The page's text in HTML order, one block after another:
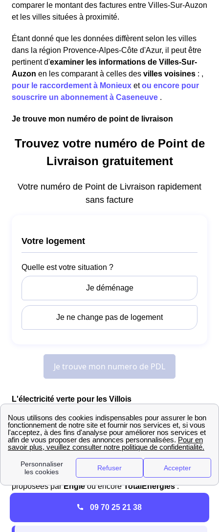
comparer le montant des factures entre Villes-Sur-Auzon
et les villes situées à proximité.
Étant donné que les données diffèrent selon les villes
dans la région Provence-Alpes-Côte d'Azur, il peut être
pertinent d'examiner les informations de Villes-Sur-
Auzon en les comparant à celles des villes voisines : ,
pour le raccordement à Monieux etou encore pour
souscrire un abonnement à Caseneuve .
Je trouve mon numéro de point de livraison
L'électricité verte pour les Villois
Il existe de nombreux fournisseurs d'énergie qui
proposent desoffres d'électricité verteà Villes-Sur-
Auzon et en Provence-Alpes-Côte d'Azur. Certains
d'entre eux, tels qu'Enercoopou encoreMint Énergie
se sont spécialisés dans ce domaine, mais les Villois
peuvent également se tourner vers des offres énergies
proposées parEngieou encoreTotalEnergies.
habitants de Villes-Sur-Auzon.
09 70 25 21 38